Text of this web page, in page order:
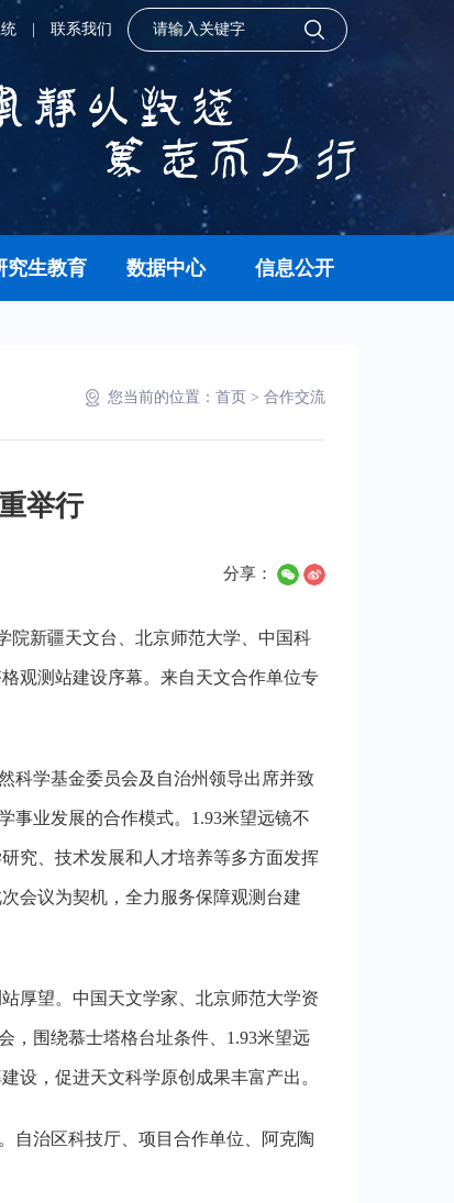
联系我们
究生教育 数据中心 信息公开
您当前的位置： 首页 > 合作交流
举行
分享：
院新疆天文台、北京师范大学、中国科
观测站建设序幕。来自天文合作单位专
科学基金委员会及自治州领导出席并致
事业发展的合作模式。1.93米望远镜不
究、技术发展和人才培养等多方面发挥
会议为契机，全力服务保障观测台建
厚望。中国天文学家、 北京师范大学资
围绕慕士塔格台址条件、1.93米望远
建设 ，促进天文科学原创成果丰富产出。
自治区科技厅、项目合作单位、阿克陶